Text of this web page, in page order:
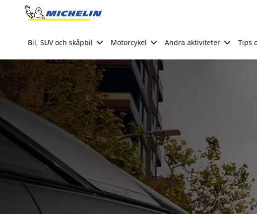
Go to page content
Bil, SUV och skåpbil Motorcykel Andra aktiviteter Tips